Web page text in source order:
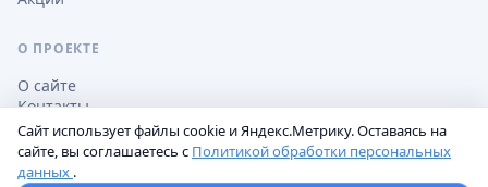
О ПРОЕКТЕ
О сайте
Контакты
Обработка персональных данных
Сайт использует файлы cookie и Яндекс.Метрику. Оставаясь на
сайте, вы соглашаетесь с Политикой обработки персональных
данных .